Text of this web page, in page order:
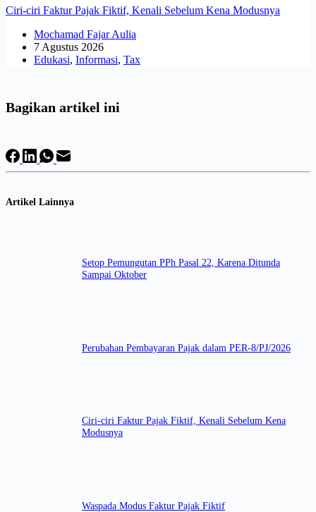
Ciri-ciri Faktur Pajak Fiktif, Kenali Sebelum Kena Modusnya
Mochamad Fajar Aulia
7 Agustus 2026
Edukasi, Informasi, Tax
Bagikan artikel ini
Artikel Lainnya
Setop Pemungutan PPh Pasal 22, Karena Ditunda
Sampai Oktober
Perubahan Pembayaran Pajak dalam PER-8/PJ/2026
Ciri-ciri Faktur Pajak Fiktif, Kenali Sebelum Kena
Modusnya
Waspada Modus Faktur Pajak Fiktif